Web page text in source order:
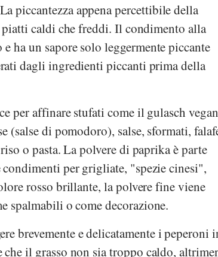
piccantezza appena percettibile della
caldi che freddi. Il condimento alla
ha un sapore solo leggermente piccante
dagli ingredienti piccanti prima della
per affinare stufati come il gulasch
(salse di pomodoro), salse, sformati,
o pasta. La polvere di paprika è parte
per grigliate, "spezie cinesi",
rosso brillante, la polvere fine viene
spalmabili o come decorazione.
brevemente e delicatamente i peperoni
il grasso non sia troppo caldo,